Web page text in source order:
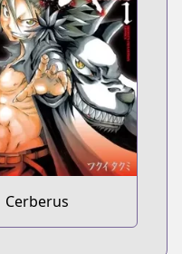
Cerberus